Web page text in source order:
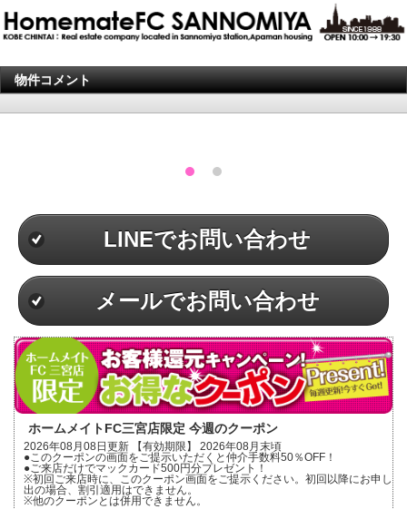
物件コメント
LINEでお問い合わせ
メールでお問い合わせ
ホームメイトFC三宮店限定 今週のクーポン
2026年08月08日更新 【有効期限】 2026年08月末頃
●このクーポンの画面をご提示いただくと仲介手数料50％OFF！
●ご来店だけでマックカード500円分プレゼント！
※初回ご来店時に、このクーポン画面をご提示ください。初回以降にお申し
出の場合、割引適用はできません。
※他のクーポンとは併用できません。